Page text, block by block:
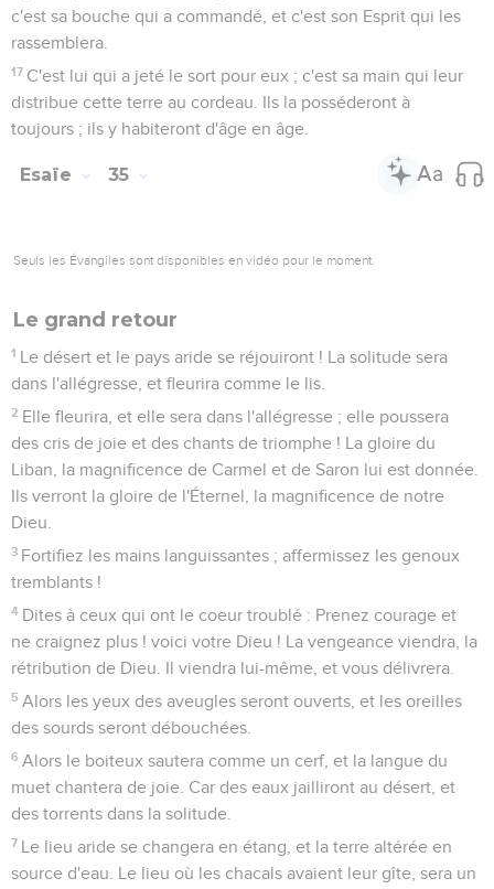
c'est sa bouche qui a commandé, et c'est son Esprit qui les
rassemblera.
17 C'est lui qui a jeté le sort pour eux ; c'est sa main qui leur
distribue cette terre au cordeau. Ils la posséderont à
toujours ; ils y habiteront d'âge en âge.
Esaïe 35
Seuls les Évangiles sont disponibles en vidéo pour le moment.
Le grand retour
1 Le désert et le pays aride se réjouiront ! La solitude sera
dans l'allégresse, et fleurira comme le lis.
2 Elle fleurira, et elle sera dans l'allégresse ; elle poussera
des cris de joie et des chants de triomphe ! La gloire du
Liban, la magnificence de Carmel et de Saron lui est donnée.
Ils verront la gloire de l'Éternel, la magnificence de notre
Dieu.
3 Fortifiez les mains languissantes ; affermissez les genoux
tremblants !
4 Dites à ceux qui ont le coeur troublé : Prenez courage et
ne craignez plus ! voici votre Dieu ! La vengeance viendra, la
rétribution de Dieu. Il viendra lui-même, et vous délivrera.
5 Alors les yeux des aveugles seront ouverts, et les oreilles
des sourds seront débouchées.
6 Alors le boiteux sautera comme un cerf, et la langue du
muet chantera de joie. Car des eaux jailliront au désert, et
des torrents dans la solitude.
7 Le lieu aride se changera en étang, et la terre altérée en
source d'eau. Le lieu où les chacals avaient leur gîte, sera un